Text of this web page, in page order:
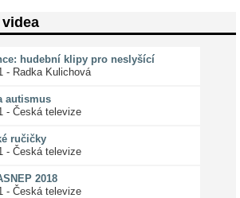
hudební klipy pro neslyšící
- Radka Kulichová
autismus
- Česká televize
ručičky
- Česká televize
2018
- Česká televize